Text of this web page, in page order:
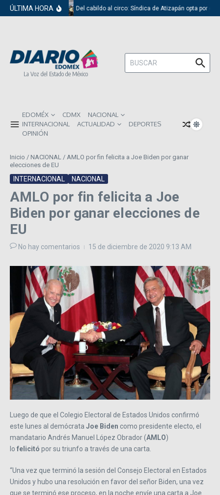
Saltar al contenido
ÚLTIMA HORA Del cabildo al circo: Síndica de Atizapán opta por el
La Voz del Estado de México
Buscar:
EDOMÉX CDMX
NACIONAL
INTERNACIONAL
ACTUALIDAD
DEPORTES
OPINIÓN
Inicio / NACIONAL / AMLO por fin felicita a Joe Biden por ganar
elecciones de EU
INTERNACIONAL NACIONAL
AMLO por fin felicita a Joe
Biden por ganar elecciones de
EU
No hay comentarios 15 de diciembre de 2020 9:13 AM
Luego de que el Colegio Electoral de Estados Unidos confirmó
este lunes al demócrata Joe Biden como presidente electo, el
mandatario Andrés Manuel López Obrador (AMLO)
lo felicitó por su triunfo a través de una carta.
“Una vez que terminó la sesión del Consejo Electoral en Estados
Unidos y hubo una resolución en favor del señor Biden, una vez
que se terminó ese proceso, en la noche envíe una carta a Joe